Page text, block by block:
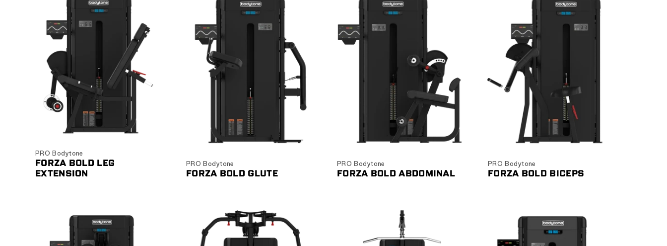
PRO Bodytone
FORZA BOLD LEG
EXTENSION
PRO Bodytone
FORZA BOLD GLUTE
PRO Bodytone
FORZA BOLD ABDOMINAL
Ver producto
PRO Bodytone
FORZA BOLD BICEPS